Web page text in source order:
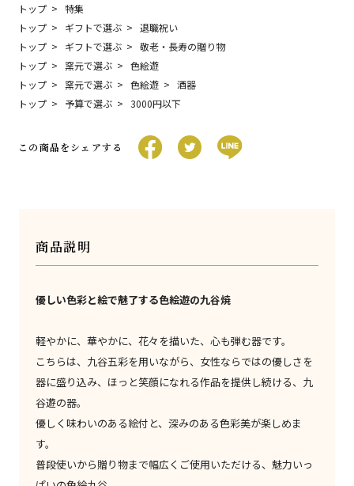
トップ
特集
トップ
ギフトで選ぶ
退職祝い
トップ
ギフトで選ぶ
敬老・長寿の贈り物
トップ
窯元で選ぶ
色絵遊
トップ
窯元で選ぶ 色絵遊
酒器
トップ
予算で選ぶ 3000円以下
この商品をシェアする
商品説明
優しい色彩と絵で魅了する色絵遊の九谷焼
軽やかに、華やかに、花々を描いた、心も弾む器です。
こちらは、九谷五彩を用いながら、女性ならではの優しさを
器に盛り込み、ほっと笑顔になれる作品を提供し続ける、九
谷遊の器。
優しく味わいのある絵付と、深みのある色彩美が楽しめま
す。
普段使いから贈り物まで幅広くご使用いただける、魅力いっ